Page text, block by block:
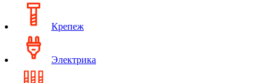
Крепеж
Электрика